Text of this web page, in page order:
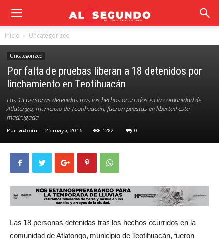
Inicio Uncategorized
Uncategorized
Por falta de pruebas liberan a 18 detenidos por
linchamiento en Teotihuacán
Las 18 personas detenidas tras los hechos ocurridos en la comunidad de
Atlatongo, municipio de Teotihuacán, fueron puestas en libertad esta
madrugada
Por admin - 25 mayo, 2016 1282 0
Las 18 personas detenidas tras los hechos ocurridos en la
comunidad de Atlatongo, municipio de Teotihuacán, fueron